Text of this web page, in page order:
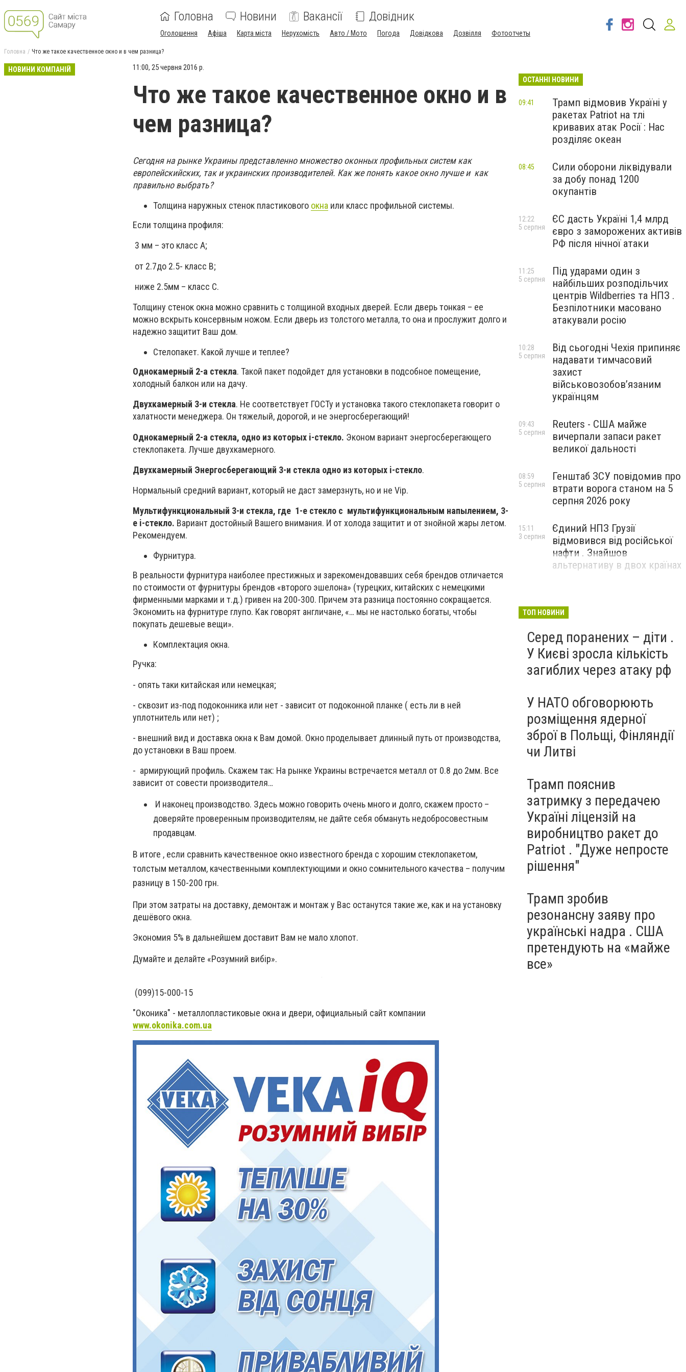
Головна Новини Вакансії Довідник
Оголошення Афіша Карта міста Нерухомість Авто / Мото Погода Довідкова Дозвілля Фотоотчеты
Головна Что же такое качественное окно и в чем разница?
НОВИНИ КОМПАНІЙ 11:00, 25 червня 2016 р.
Что же такое качественное окно и в
чем разница?
Сегодня на рынке Украины представленно множество оконных профильных систем как
европейскийских, так и украинских производителей. Как же понять какое окно лучше и как
правильно выбрать?
Толщина наружных стенок пластикового окна или класс профильной системы.
Если толщина профиля:
3 мм – это класс А;
от 2.7до 2.5- класс В;
ниже 2.5мм – класс С.
Толщину стенок окна можно сравнить с толщиной входных дверей. Если дверь тонкая – ее
можно вскрыть консервным ножом. Если дверь из толстого металла, то она и прослужит долго и
надежно защитит Ваш дом.
Стелопакет. Какой лучше и теплее?
Однокамерный 2-а стекла. Такой пакет подойдет для установки в подсобное помещение,
холодный балкон или на дачу.
Двухкамерный 3-и стекла. Не соответствует ГОСТу и установка такого стеклопакета говорит о
халатности менеджера. Он тяжелый, дорогой, и не энергосберегающий!
Однокамерный 2-а стекла, одно из которых i-стекло. Эконом вариант энергосберегающего
стеклопакета. Лучше двухкамерного.
Двухкамерный Энергосберегающий 3-и стекла одно из которых i-стекло.
Нормальный средний вариант, который не даст замерзнуть, но и не Vip.
Мультифункциональный 3-и стекла, где 1-е стекло с мультифункциональным напылением, 3-
е i-стекло. Вариант достойный Вашего внимания. И от холода защитит и от знойной жары летом.
Рекомендуем.
Фурнитура.
В реальности фурнитура наиболее престижных и зарекомендовавших себя брендов отличается
по стоимости от фурнитуры брендов «второго эшелона» (турецких, китайских с немецкими
фирменными марками и т.д.) гривен на 200-300. Причем эта разница постоянно сокращается.
Экономить на фурнитуре глупо. Как говорят англичане, «… мы не настолько богаты, чтобы
покупать дешевые вещи».
Комплектация окна.
Ручка:
- опять таки китайская или немецкая;
- сквозит из-под подоконника или нет - зависит от подоконной планке ( есть ли в ней
уплотнитель или нет) ;
- внешний вид и доставка окна к Вам домой. Окно проделывает длинный путь от производства,
до установки в Ваш проем.
- армирующий профиль. Скажем так: На рынке Украины встречается металл от 0.8 до 2мм. Все
зависит от совести производителя…
И наконец производство. Здесь можно говорить очень много и долго, скажем просто –
доверяйте проверенным производителям, не дайте себя обмануть недобросовестным
продавцам.
В итоге , если сравнить качественное окно известного бренда с хорошим стеклопакетом,
толстым металлом, качественными комплектующими и окно сомнительного качества – получим
разницу в 150-200 грн.
При этом затраты на доставку, демонтаж и монтаж у Вас останутся такие же, как и на установку
дешёвого окна.
Экономия 5% в дальнейшем доставит Вам не мало хлопот.
Думайте и делайте «Розумний вибір».
(099)15-000-15
"Оконика" - металлопластиковые окна и двери, официальный сайт компании
www.okonika.com.ua
ОСТАННІ НОВИНИ
Трамп відмовив Україні у
ракетах Patriot на тлі
кривавих атак Росії : Нас
розділяє океан
09:41
Сили оборони ліквідували
за добу понад 1200
окупантів
08:45
ЄС дасть Україні 1,4 млрд
євро з заморожених активів
РФ після нічної атаки
12:22
5 серпня
Під ударами один з
найбільших розподільчих
центрів Wildberries та НПЗ .
Безпілотники масовано
атакували росію
11:25
5 серпня
Від сьогодні Чехія припиняє
надавати тимчасовий
захист
військовозобов’язаним
українцям
10:28
5 серпня
Reuters - США майже
вичерпали запаси ракет
великої дальності
09:43
5 серпня
Генштаб ЗСУ повідомив про
втрати ворога станом на 5
серпня 2026 року
08:59
5 серпня
Єдиний НПЗ Грузії
відмовився від російської
нафти . Знайшов
альтернативу в двох країнах
15:11
3 серпня
ТОП НОВИНИ
Серед поранених – діти .
У Києві зросла кількість
загиблих через атаку рф
У НАТО обговорюють
розміщення ядерної
зброї в Польщі, Фінляндії
чи Литві
Трамп пояснив
затримку з передачею
Україні ліцензій на
виробництво ракет до
Patriot . "Дуже непросте
рішення"
Трамп зробив
резонансну заяву про
українські надра . США
претендують на «майже
все»